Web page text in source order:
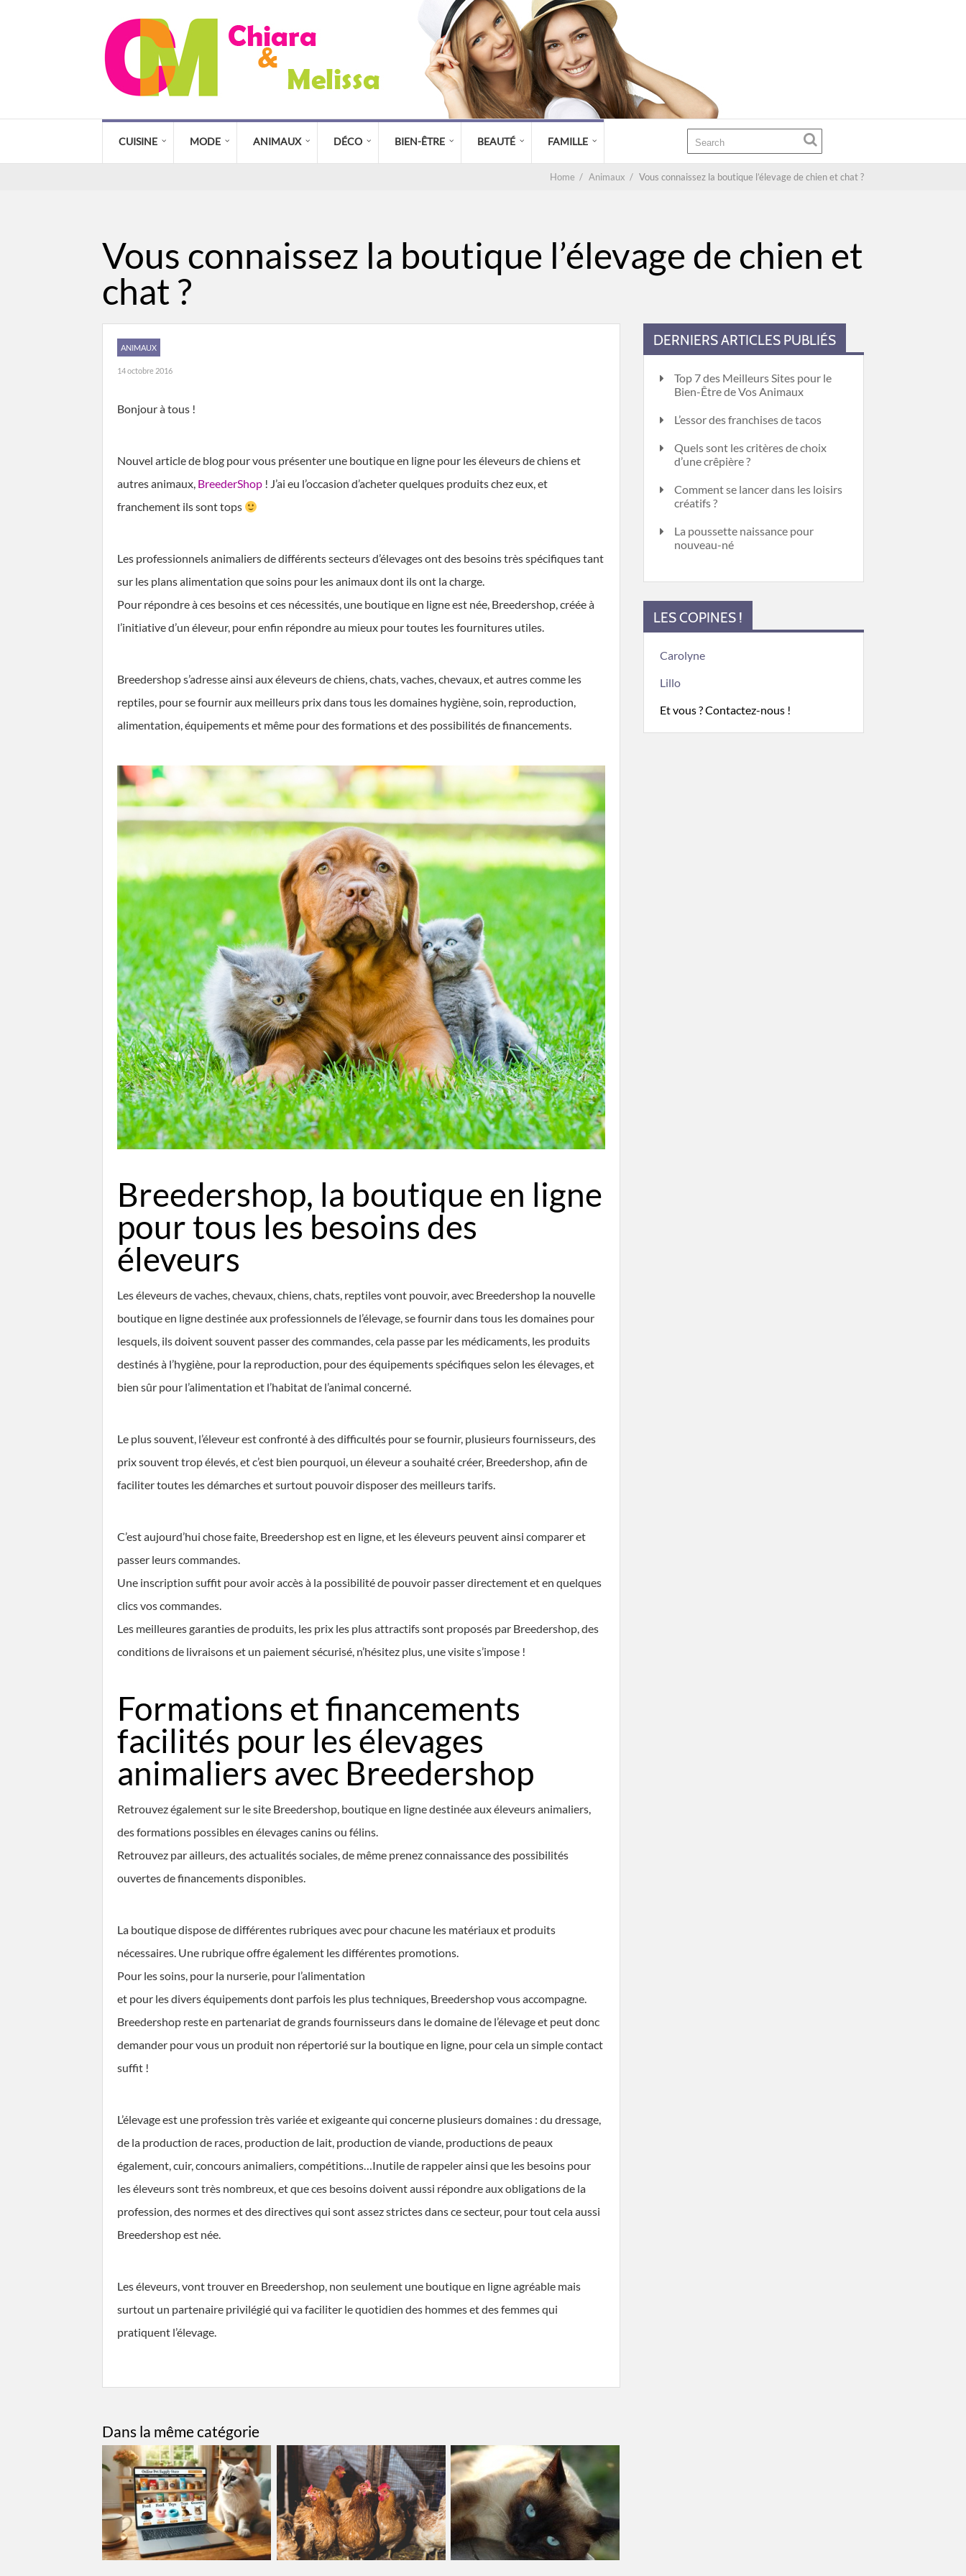
CUISINE MODE ANIMAUX DÉCO BIEN-ÊTRE BEAUTÉ FAMILLE
Home / Animaux / Vous connaissez la boutique l’élevage de chien et chat ?
Vous connaissez la boutique l’élevage de chien et
chat ?
ANIMAUX
14 octobre 2016
Bonjour à tous !
Nouvel article de blog pour vous présenter une boutique en ligne pour les éleveurs de chiens et
autres animaux, BreederShop ! J’ai eu l’occasion d’acheter quelques produits chez eux, et
franchement ils sont tops
Les professionnels animaliers de différents secteurs d’élevages ont des besoins très spécifiques tant
sur les plans alimentation que soins pour les animaux dont ils ont la charge.
Pour répondre à ces besoins et ces nécessités, une boutique en ligne est née, Breedershop, créée à
l’initiative d’un éleveur, pour enfin répondre au mieux pour toutes les fournitures utiles.
Breedershop s’adresse ainsi aux éleveurs de chiens, chats, vaches, chevaux, et autres comme les
reptiles, pour se fournir aux meilleurs prix dans tous les domaines hygiène, soin, reproduction,
alimentation, équipements et même pour des formations et des possibilités de financements.
Breedershop, la boutique en ligne
pour tous les besoins des
éleveurs
Les éleveurs de vaches, chevaux, chiens, chats, reptiles vont pouvoir, avec Breedershop la nouvelle
boutique en ligne destinée aux professionnels de l’élevage, se fournir dans tous les domaines pour
lesquels, ils doivent souvent passer des commandes, cela passe par les médicaments, les produits
destinés à l’hygiène, pour la reproduction, pour des équipements spécifiques selon les élevages, et
bien sûr pour l’alimentation et l’habitat de l’animal concerné.
Le plus souvent, l’éleveur est confronté à des difficultés pour se fournir, plusieurs fournisseurs, des
prix souvent trop élevés, et c’est bien pourquoi, un éleveur a souhaité créer, Breedershop, afin de
faciliter toutes les démarches et surtout pouvoir disposer des meilleurs tarifs.
C’est aujourd’hui chose faite, Breedershop est en ligne, et les éleveurs peuvent ainsi comparer et
passer leurs commandes.
Une inscription suffit pour avoir accès à la possibilité de pouvoir passer directement et en quelques
clics vos commandes.
Les meilleures garanties de produits, les prix les plus attractifs sont proposés par Breedershop, des
conditions de livraisons et un paiement sécurisé, n’hésitez plus, une visite s’impose !
Formations et financements
facilités pour les élevages
animaliers avec Breedershop
Retrouvez également sur le site Breedershop, boutique en ligne destinée aux éleveurs animaliers,
des formations possibles en élevages canins ou félins.
Retrouvez par ailleurs, des actualités sociales, de même prenez connaissance des possibilités
ouvertes de financements disponibles.
La boutique dispose de différentes rubriques avec pour chacune les matériaux et produits
nécessaires. Une rubrique offre également les différentes promotions.
Pour les soins, pour la nurserie, pour l’alimentation
et pour les divers équipements dont parfois les plus techniques, Breedershop vous accompagne.
Breedershop reste en partenariat de grands fournisseurs dans le domaine de l’élevage et peut donc
demander pour vous un produit non répertorié sur la boutique en ligne, pour cela un simple contact
suffit !
L’élevage est une profession très variée et exigeante qui concerne plusieurs domaines : du dressage,
de la production de races, production de lait, production de viande, productions de peaux
également, cuir, concours animaliers, compétitions…Inutile de rappeler ainsi que les besoins pour
les éleveurs sont très nombreux, et que ces besoins doivent aussi répondre aux obligations de la
profession, des normes et des directives qui sont assez strictes dans ce secteur, pour tout cela aussi
Breedershop est née.
Les éleveurs, vont trouver en Breedershop, non seulement une boutique en ligne agréable mais
surtout un partenaire privilégié qui va faciliter le quotidien des hommes et des femmes qui
pratiquent l’élevage.
Dans la même catégorie
DERNIERS ARTICLES PUBLIÉS
Top 7 des Meilleurs Sites pour le
Bien-Être de Vos Animaux
L’essor des franchises de tacos
Quels sont les critères de choix
d’une crêpière ?
Comment se lancer dans les loisirs
créatifs ?
La poussette naissance pour
nouveau-né
LES COPINES !
Carolyne
Lillo
Et vous ? Contactez-nous !